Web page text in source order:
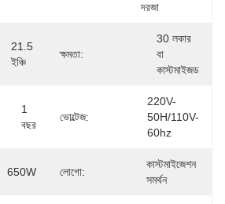
দরজা
21.5
ইঞ্চি
ক্ষমতা:
30 লকার
বা
কাস্টমাইজড
1
বছর
ভোল্টেজ:
220V-
50H/110V-
60hz
650W লোগো:
কাস্টমাইজেশন
সমর্থন